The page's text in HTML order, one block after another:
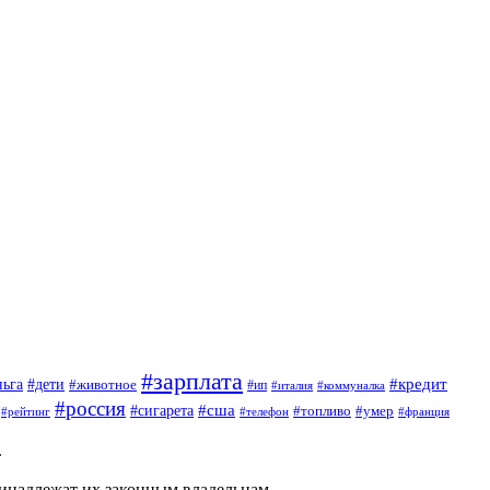
#дети #животное #зарплата #ип #италия #коммуналка #кредит
#рейтинг #россия #сигарета #сша #телефон #топливо #умер #франция